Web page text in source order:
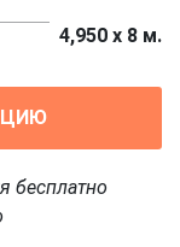
4,950 х 8 м.
бесплатно